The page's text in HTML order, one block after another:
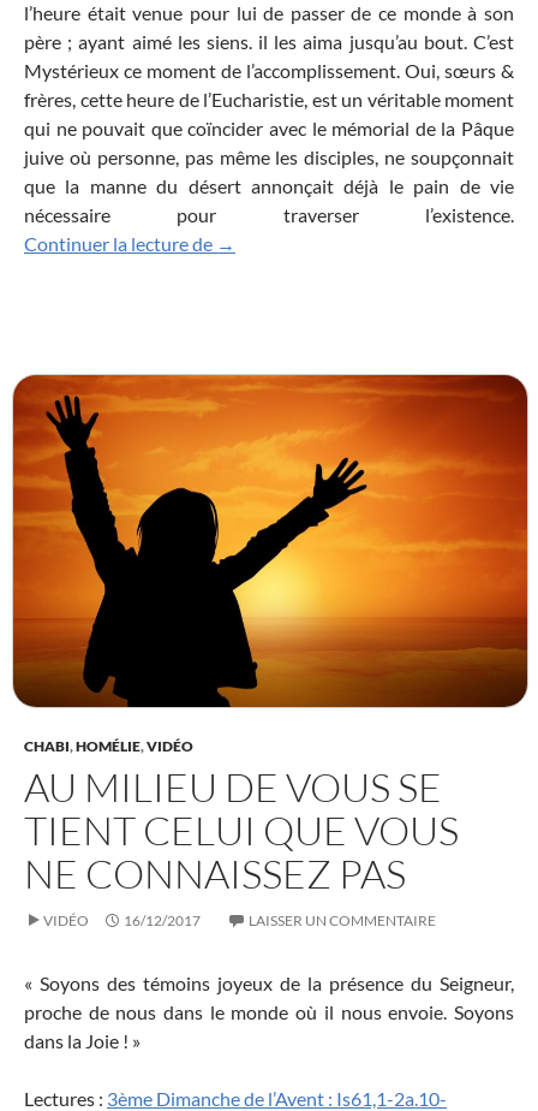
l’heure était venue pour lui de passer de ce monde à son
père ; ayant aimé les siens. il les aima jusqu’au bout. C’est
Mystérieux ce moment de l’accomplissement. Oui, sœurs &
frères, cette heure de l’Eucharistie, est un véritable moment
qui ne pouvait que coïncider avec le mémorial de la Pâque
juive où personne, pas même les disciples, ne soupçonnait
que la manne du désert annonçait déjà le pain de vie
nécessaire pour traverser l’existence.
Continuer la lecture de Jeudi Saint : l’Esprit du Seigneur est
→
CHABI,HOMÉLIE,VIDÉO
AU MILIEU DE VOUS SE
TIENT CELUI QUE VOUS
NE CONNAISSEZ PAS
VIDÉO 16/12/2017 LAISSER UN COMMENTAIRE
« Soyons des témoins joyeux de la présence du Seigneur,
proche de nous dans le monde où il nous envoie. Soyons
dans la Joie ! »
Lectures : 3ème Dimanche de l’Avent : Is61,1-2a.10-